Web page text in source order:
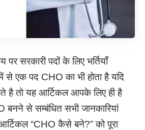
पर सरकारी पदों के लिए भर्तियाँ
में से एक पद CHO का भी होता है यदि
है तो यह आर्टिकल आपके लिए ही है
से सम्बंधित सभी जानकारियां
“CHO कैसे बने?” को पूरा